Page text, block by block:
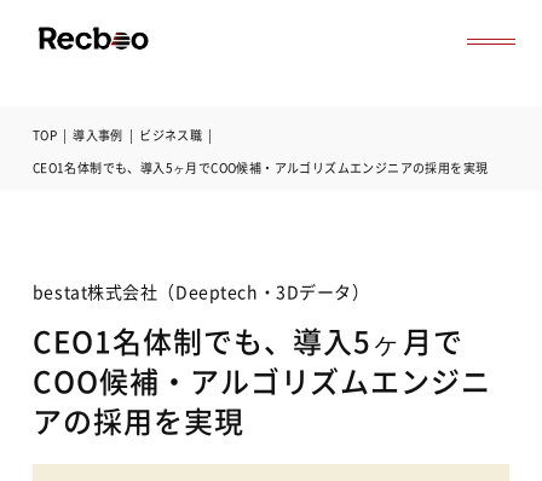
導入事例
サービス資料ダウンロード
TOP | 導入事例 | ビジネス職 |
CEO1名体制でも、導入5ヶ月でCOO候補・アルゴリズムエンジニアの採用を実現
bestat株式会社（Deeptech・3Dデータ）
CEO1名体制でも、導入5ヶ月で
COO候補・アルゴリズムエンジニ
アの採用を実現